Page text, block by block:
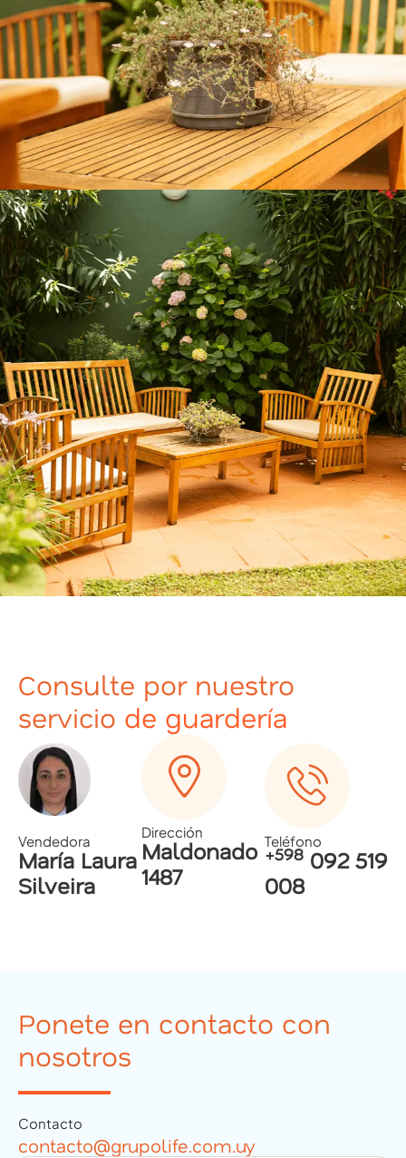
Consulte por nuestro
servicio de guardería
Vendedora
María Laura
Silveira
Dirección
Maldonado
1487
Teléfono
+598 092 519
008
Ponete en contacto con
nosotros
Contacto
contacto@grupolife.com.uy